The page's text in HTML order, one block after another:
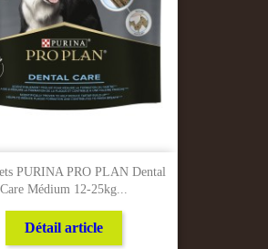
PURINA PRO PLAN Dental
Care Médium 12-25kg...
Détail article